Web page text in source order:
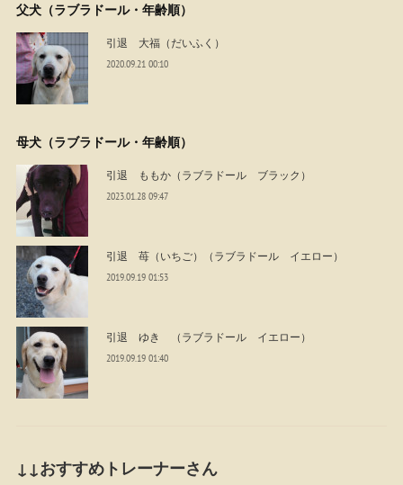
父犬（ラブラドール・年齢順）
引退 大福（だいふく）
2020.09.21 00:10
母犬（ラブラドール・年齢順）
引退 ももか（ラブラドール ブラック）
2023.01.28 09:47
引退 苺（いちご）（ラブラドール イエロー）
2019.09.19 01:53
引退 ゆき （ラブラドール イエロー）
2019.09.19 01:40
↓↓おすすめトレーナーさん